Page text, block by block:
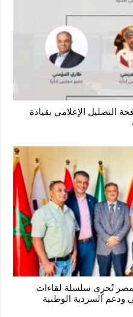
التضليل الإعلامي بقيادة
مصر تُجرِي سلسلة لقاءات
ودعم السردية الوطنية